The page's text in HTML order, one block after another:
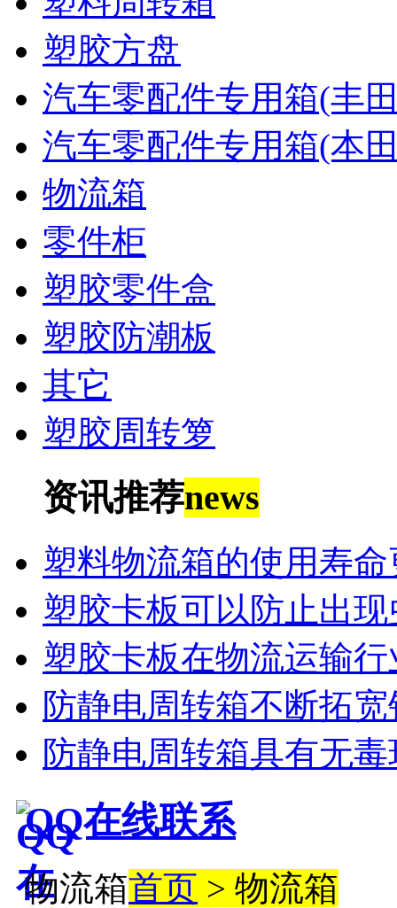
塑胶方盘
汽车零配件专用箱(丰
汽车零配件专用箱(本
物流箱
零件柜
塑胶零件盒
塑胶防潮板
其它
塑胶周转箩
资讯推荐news
塑料物流箱的使用寿命
塑胶卡板可以防止出
塑胶卡板在物流运输
防静电周转箱不断拓
防静电周转箱具有无
QQ在线联系
物流箱首页 > 物流箱